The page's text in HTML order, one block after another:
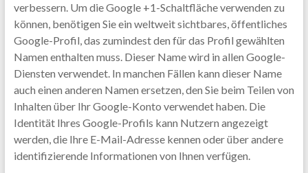
verbessern. Um die Google +1-Schaltfläche verwenden zu
können, benötigen Sie ein weltweit sichtbares, öffentliches
Google-Profil, das zumindest den für das Profil gewählten
Namen enthalten muss. Dieser Name wird in allen Google-
Diensten verwendet. In manchen Fällen kann dieser Name
auch einen anderen Namen ersetzen, den Sie beim Teilen von
Inhalten über Ihr Google-Konto verwendet haben. Die
Identität Ihres Google-Profils kann Nutzern angezeigt
werden, die Ihre E-Mail-Adresse kennen oder über andere
identifizierende Informationen von Ihnen verfügen.